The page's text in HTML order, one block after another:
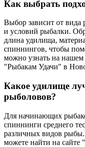
Как выбрать
Выбор зависит от
и условий рыбалки.
длина удилища,
спиннингов, чтобы
можно узнать на нашем
"Рыбакам Удачи" в
Какое удилище
рыболовов?
Для начинающих
спиннинги среднего
различных видов
можете найти на сайте